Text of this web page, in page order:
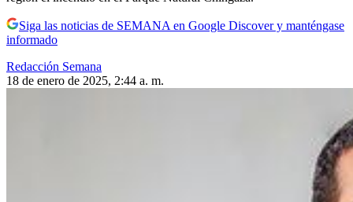
Siga las noticias de SEMANA en Google Discover y manténgase
informado
Redacción Semana
18 de enero de 2025, 2:44 a. m.